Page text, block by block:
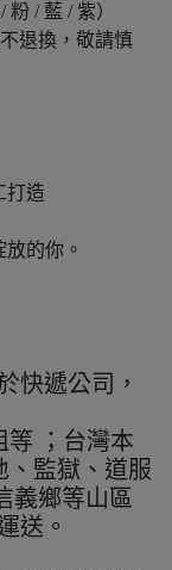
/ 藍 / 紫）
退換，敬請慎
打造
的你。
快遞公司，
等 ；台灣本
、監獄、道服
義鄉等山區
送。